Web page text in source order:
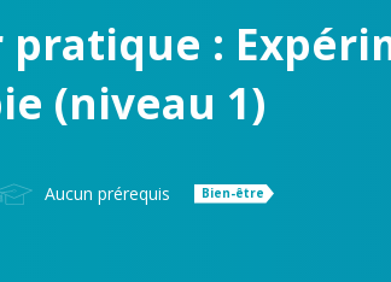
:
(niveau 1)
Aucun prérequis Bien-être